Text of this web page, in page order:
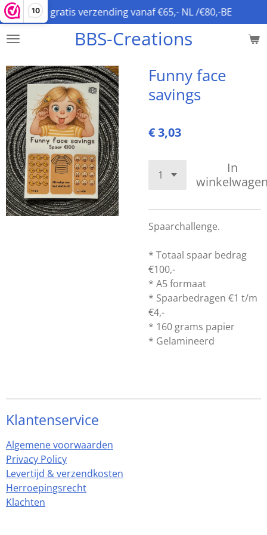
10
Ga
direct
naar
hoofdinhoud
BBS-Creations
gratis verzending vanaf €65,- NL /€80,-BE
Funny face
savings
€ 3,03
In
Spaarchallenge.
* Totaal spaar bedrag
€100,-
* A5 formaat
* Spaarbedragen €1 t/m
€4,-
* 160 grams papier
* Gelamineerd
Klantenservice
Algemene voorwaarden
Privacy Policy
Levertijd & verzendkosten
Herroepingsrecht
Klachten